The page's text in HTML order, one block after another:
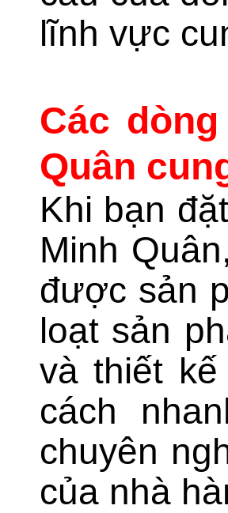
lĩnh vực
Các
Quân
Khi bạn
Minh
được sản
loạt sản
và thiết
cách
chuyên
của nhà